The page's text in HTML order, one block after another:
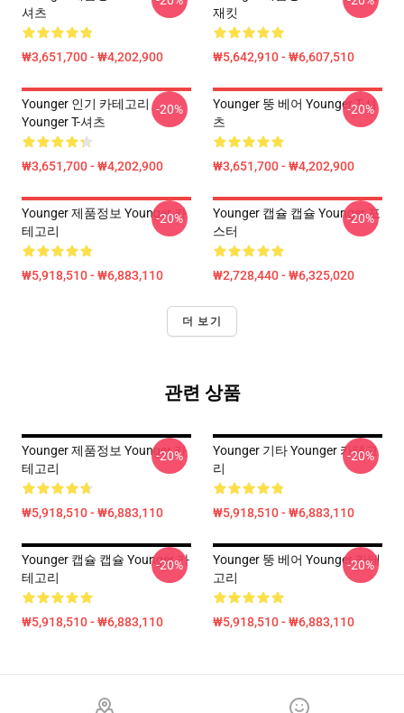
셔츠
₩3,651,700 - ₩4,202,900
재킷
₩5,642,910 - ₩6,607,510
Younger 인기 카테고리
Younger T-셔츠
₩3,651,700 - ₩4,202,900
-20%
Younger 뚱 베어 Younger T-셔
츠
₩3,651,700 - ₩4,202,900
-20%
Younger 제품정보 Younger 카
테고리
₩5,918,510 - ₩6,883,110
-20%
Younger 캡슐 캡슐 Younger 포
스터
₩2,728,440 - ₩6,325,020
-20%
더 보기
관련 상품
Younger 제품정보 Younger 카
테고리
₩5,918,510 - ₩6,883,110
-20%
Younger 기타 Younger 카테고
리
₩5,918,510 - ₩6,883,110
-20%
Younger 캡슐 캡슐 Younger 카
테고리
₩5,918,510 - ₩6,883,110
-20%
Younger 뚱 베어 Younger 카테
고리
₩5,918,510 - ₩6,883,110
-20%